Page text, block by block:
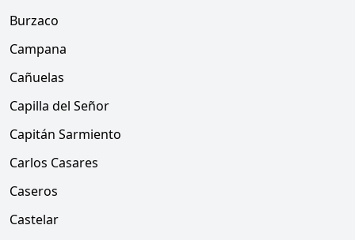
Burzaco
Campana
Cañuelas
Capilla del Señor
Capitán Sarmiento
Carlos Casares
Caseros
Castelar